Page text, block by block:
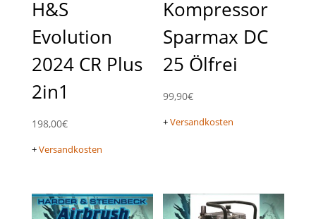
H&S
Evolution
2024 CR Plus
2in1
198,00€
+Versandkosten
Kompressor
Sparmax DC
25 Ölfrei
99,90€
+Versandkosten